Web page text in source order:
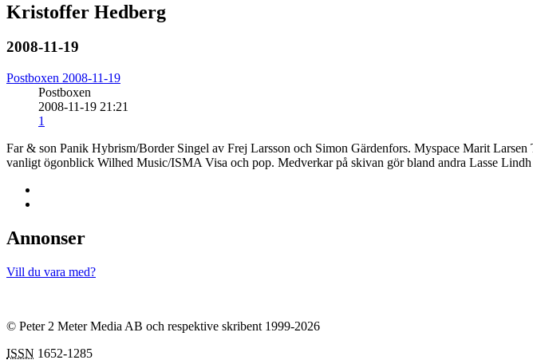
Kristoffer Hedberg
2008-11-19
Postboxen 2008-11-19
Postboxen
2008-11-19 21:21
1
Far & son Panik Hybrism/Border Singel av Frej Larsson och Simon Gärdenfors. Myspace Marit
vanligt ögonblick Wilhed Music/ISMA Visa och pop. Medverkar på skivan gör bland andra Lasse
Annonser
Vill du vara med?
© Peter 2 Meter Media AB och respektive skribent 1999-2026
ISSN 1652-1285